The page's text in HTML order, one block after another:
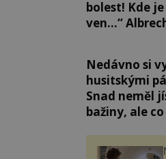
bolest! Kde
ven…“
Nedávno si
husitskými
Snad neměl
bažiny, ale